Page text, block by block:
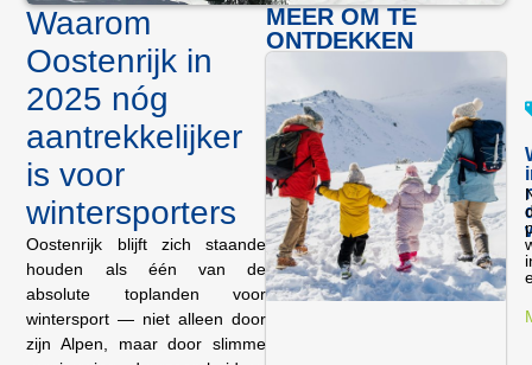
Waarom
Oostenrijk in
2025 nóg
aantrekkelijker
is voor
wintersporters
Oostenrijk blijft zich staande
houden als één van de
absolute toplanden voor
wintersport — niet alleen door
zijn Alpen, maar door slimme
MEER OM TE
ONTDEKKEN